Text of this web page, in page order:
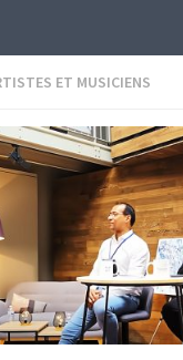
ET MUSICIENS